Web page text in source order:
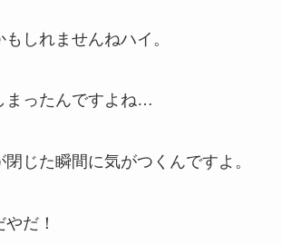
しれませんねハイ。
まったんですよね…
閉じた瞬間に気がつくんですよ。
だ！